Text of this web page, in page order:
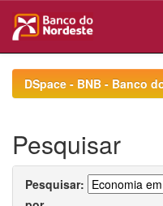
navigationDSpace - BNB - Banco
Pesquisar
Pesquisar: